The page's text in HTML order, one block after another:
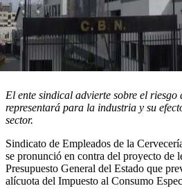
El ente sindical advierte sobre el riesgo
representará para la industria y su
sector.
Sindicato de Empleados de la
se pronunció en contra del proyecto de
Presupuesto General del Estado que
alícuota del Impuesto al Consumo